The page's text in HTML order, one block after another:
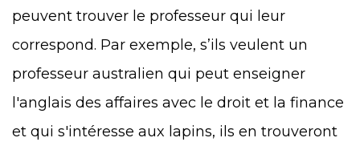
peuvent trouver le professeur qui leur
correspond. Par exemple, s’ils veulent un
professeur australien qui peut enseigner
l'anglais des affaires avec le droit et la finance
et qui s'intéresse aux lapins, ils en trouveront